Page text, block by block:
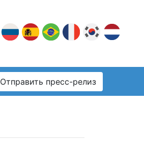
Отправить пресс-релиз